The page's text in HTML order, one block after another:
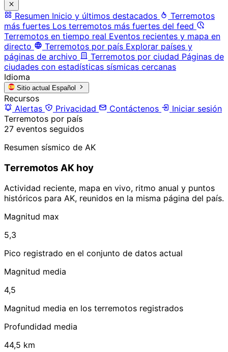
Resumen Inicio y últimos destacados
Terremotos
más fuertes Los terremotos más fuertes del feed
Terremotos en tiempo real Eventos recientes y mapa en
directo
Terremotos por país Explorar países y
páginas de archivo
Terremotos por ciudad Páginas de
ciudades con estadísticas sísmicas cercanas
Idioma
Sitio actual Español
Recursos
Alertas
Privacidad Contáctenos
Iniciar sesión
Terremotos por país
27 eventos seguidos
Resumen sísmico de AK
Terremotos AK hoy
Actividad reciente, mapa en vivo, ritmo anual y puntos
históricos para AK, reunidos en la misma página del país.
Magnitud max
5,3
Pico registrado en el conjunto de datos actual
Magnitud media
4,5
Magnitud media en los terremotos registrados
Profundidad media
44,5 km